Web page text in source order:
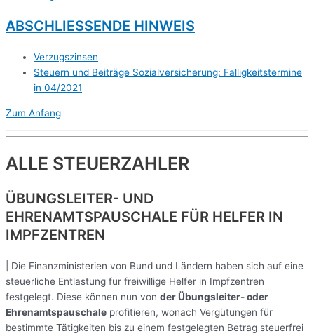
ABSCHLIESSENDE HINWEIS
Verzugszinsen
Steuern und Beiträge Sozialversicherung: Fälligkeitstermine
in 04/2021
Zum Anfang
ALLE STEUERZAHLER
ÜBUNGSLEITER- UND
EHRENAMTSPAUSCHALE FÜR HELFER IN
IMPFZENTREN
| Die Finanzministerien von Bund und Ländern haben sich auf eine
steuerliche Entlastung für freiwillige Helfer in Impfzentren
festgelegt. Diese können nun von der Übungsleiter- oder
Ehrenamtspauschale profitieren, wonach Vergütungen für
bestimmte Tätigkeiten bis zu einem festgelegten Betrag steuerfrei